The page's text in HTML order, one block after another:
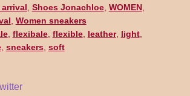
Booking
arrival, Shoes Jonachloe, WOMEN,
, Women sneakers
, flexibale, flexible, leather, light,
, sneakers, soft